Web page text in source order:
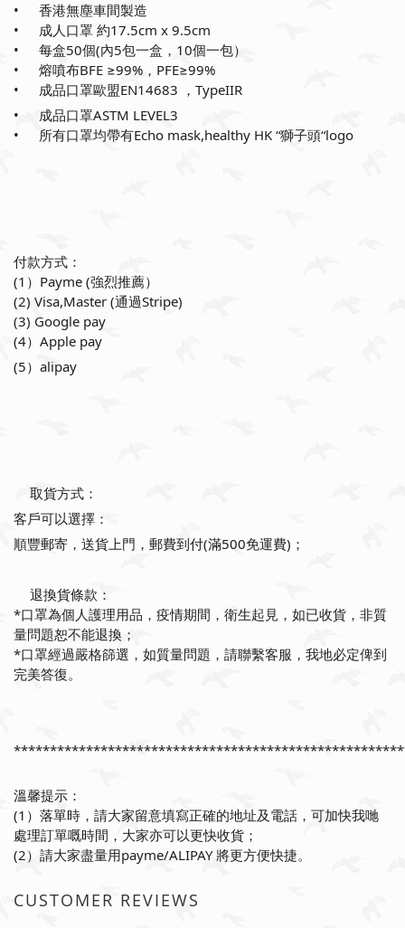
•
香港無塵車間製造
•
成人口罩 約17.5cm x 9.5cm
•
每盒50個(內5包一盒，10個一包）
•
熔噴布BFE ≥99%，PFE≥99%
•
成品口罩歐盟EN14683 ，TypeIIR
•
成品口罩ASTM LEVEL3
•
所有口罩均帶有Echo mask,healthy HK “獅子頭“logo
付款方式：
(1）Payme (強烈推薦）
(2) Visa,Master (通過Stripe)
(3) Google pay
(4）Apple pay
(5）alipay
取貨方式：
客戶可以選擇：
順豐郵寄，送貨上門，郵費到付(滿500免運費)；
退換貨條款：
*口罩為個人護理用品，疫情期間，衛生起見，如已收貨，非質
量問題恕不能退換；
*口罩經過嚴格篩選，如質量問題，請聯繫客服，我地必定俾到
完美答復。
溫馨提示：
(1）落單時，請大家留意填寫正確的地址及電話，可加快我哋
處理訂單嘅時間，大家亦可以更快收貨；
(2）請大家盡量用payme/ALIPAY 將更方便快捷。
CUSTOMER REVIEWS